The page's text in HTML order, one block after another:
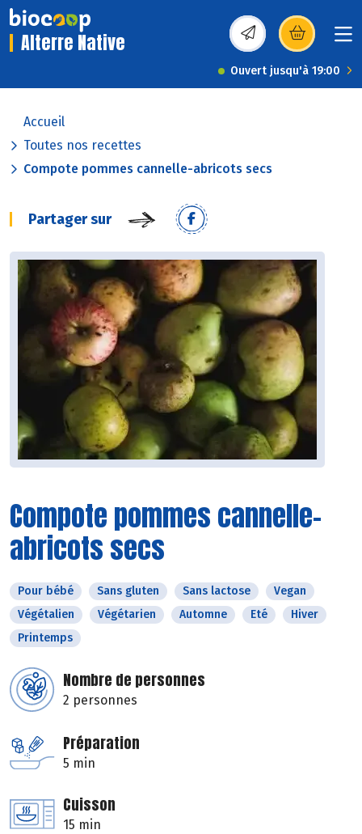
Alterre Native (s’ouvre dans une
Ouvert jusqu'à 19:00
Accueil
Toutes nos recettes
Compote pommes cannelle-abricots secs
Partager sur
Compote pommes cannelle-
abricots secs
Pour bébé Sans gluten Sans lactose
Vegan
Végétalien
Végétarien Automne Eté
Hiver
Printemps
Nombre de personnes
2 personnes
Préparation
5 min
Cuisson
15 min